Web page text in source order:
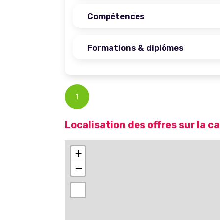
Compétences
Formations & diplômes
1
Localisation des offres sur la
+
−